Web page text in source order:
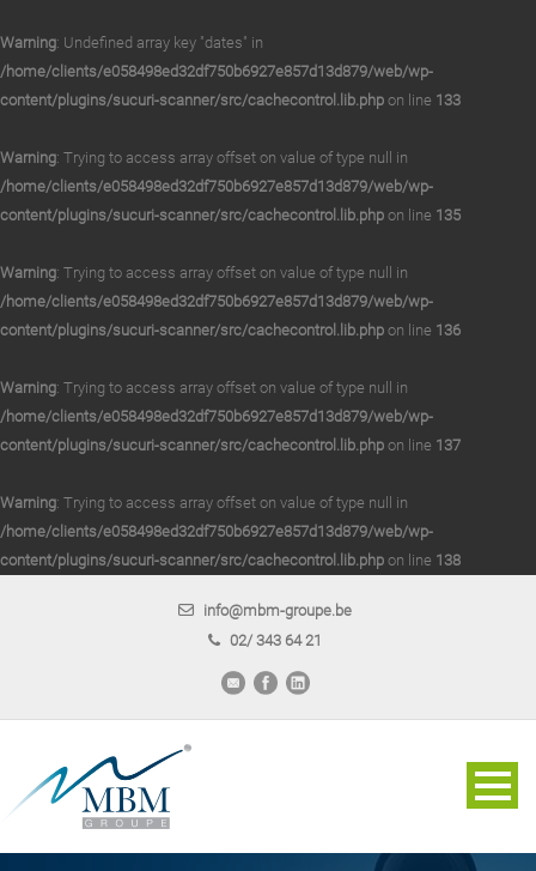
Warning: Undefined array key "dates" in
/home/clients/e058498ed32df750b6927e857d13d879/web/wp-
content/plugins/sucuri-scanner/src/cachecontrol.lib.php on line 133
Warning: Trying to access array offset on value of type null in
/home/clients/e058498ed32df750b6927e857d13d879/web/wp-
content/plugins/sucuri-scanner/src/cachecontrol.lib.php on line 135
Warning: Trying to access array offset on value of type null in
/home/clients/e058498ed32df750b6927e857d13d879/web/wp-
content/plugins/sucuri-scanner/src/cachecontrol.lib.php on line 136
Warning: Trying to access array offset on value of type null in
/home/clients/e058498ed32df750b6927e857d13d879/web/wp-
content/plugins/sucuri-scanner/src/cachecontrol.lib.php on line 137
Warning: Trying to access array offset on value of type null in
/home/clients/e058498ed32df750b6927e857d13d879/web/wp-
content/plugins/sucuri-scanner/src/cachecontrol.lib.php on line 138
info@mbm-groupe.be
02/ 343 64 21